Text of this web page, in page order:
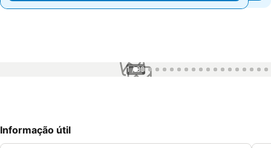
1 / 80
Informação útil